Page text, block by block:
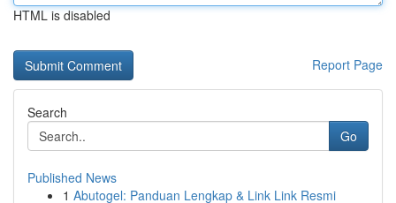
HTML is disabled
Report Page
Search
Go
Published News
1 Abutogel: Panduan Lengkap & Link Link Resmi